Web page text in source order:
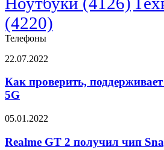
(4220)
Телефоны
Как
поддерживает
ли
ваш
5G
22.07.2022
Как проверить,
5G
Realme
2
05.01.2022
Realme GT 2 получил чип